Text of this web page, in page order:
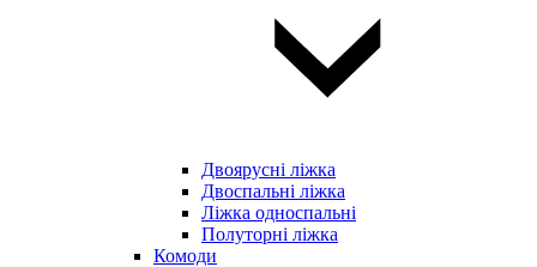
Двоярусні ліжка
Двоспальні ліжка
Ліжка односпальні
Полуторні ліжка
Комоди